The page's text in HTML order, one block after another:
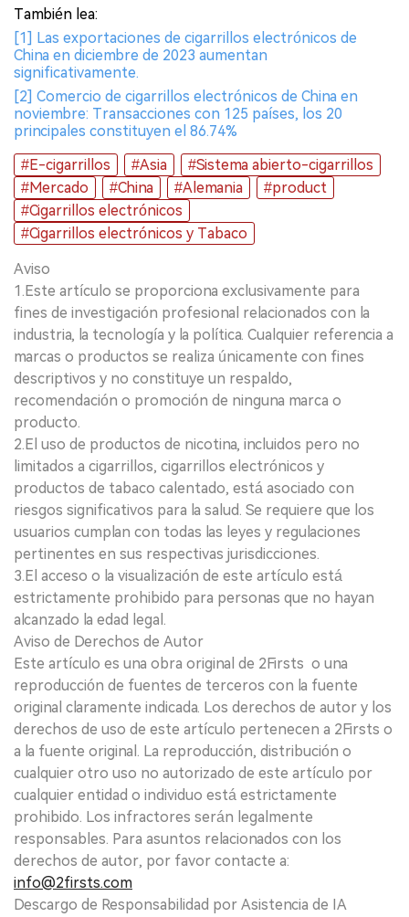
También lea:
[1] Las exportaciones de cigarrillos electrónicos de
China en diciembre de 2023 aumentan
significativamente.
[2] Comercio de cigarrillos electrónicos de China en
noviembre: Transacciones con 125 países, los 20
principales constituyen el 86.74%
#E-cigarrillos
#Asia
#Sistema abierto-cigarrillos
#Mercado
#China #Alemania
#product
#Cigarrillos electrónicos
#Cigarrillos electrónicos y Tabaco
Aviso
1.Este artículo se proporciona exclusivamente para
fines de investigación profesional relacionados con la
industria, la tecnología y la política. Cualquier referencia a
marcas o productos se realiza únicamente con fines
descriptivos y no constituye un respaldo,
recomendación o promoción de ninguna marca o
producto.
2.El uso de productos de nicotina, incluidos pero no
limitados a cigarrillos, cigarrillos electrónicos y
productos de tabaco calentado, está asociado con
riesgos significativos para la salud. Se requiere que los
usuarios cumplan con todas las leyes y regulaciones
pertinentes en sus respectivas jurisdicciones.
3.El acceso o la visualización de este artículo está
estrictamente prohibido para personas que no hayan
alcanzado la edad legal.
Aviso de Derechos de Autor
Este artículo es una obra original de 2Firsts o una
reproducción de fuentes de terceros con la fuente
original claramente indicada. Los derechos de autor y los
derechos de uso de este artículo pertenecen a 2Firsts o
a la fuente original. La reproducción, distribución o
cualquier otro uso no autorizado de este artículo por
cualquier entidad o individuo está estrictamente
prohibido. Los infractores serán legalmente
responsables. Para asuntos relacionados con los
derechos de autor, por favor contacte a:
info@2firsts.com
Descargo de Responsabilidad por Asistencia de IA